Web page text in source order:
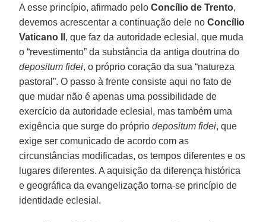
A esse princípio, afirmado peloConcílio de Trento,
devemos acrescentar a continuação dele noConcílio
Vaticano II , que faz da autoridade eclesial, que muda
o “revestimento” da substância da antiga doutrina do
depositum fidei, o próprio coração da sua “natureza
pastoral”. O passo à frente consiste aqui no fato de
que mudar não é apenas uma possibilidade de
exercício da autoridade eclesial, mas também uma
exigência que surge do própriodepositum fidei, que
exige ser comunicado de acordo com as
circunstâncias modificadas, os tempos diferentes e os
lugares diferentes. A aquisição da diferença histórica
e geográfica da evangelização torna-se princípio de
identidade eclesial.